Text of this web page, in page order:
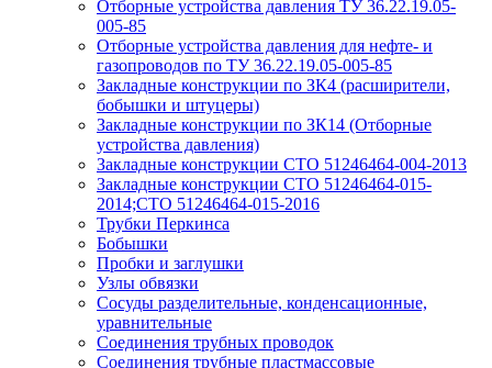
Отборные устройства давления ТУ 36.22.19.05-
005-85
Отборные устройства давления для нефте- и
газопроводов по ТУ 36.22.19.05-005-85
Закладные конструкции по ЗК4 (расширители,
бобышки и штуцеры)
Закладные конструкции по ЗК14 (Отборные
устройства давления)
Закладные конструкции СТО 51246464-004-2013
Закладные конструкции СТО 51246464-015-
2014;СТО 51246464-015-2016
Трубки Перкинса
Бобышки
Пробки и заглушки
Узлы обвязки
Сосуды разделительные, конденсационные,
уравнительные
Соединения трубных проводок
Соединения трубные пластмассовые